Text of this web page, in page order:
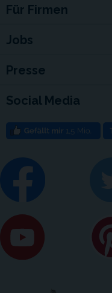
Für Firmen
Jobs
Presse
Social Media